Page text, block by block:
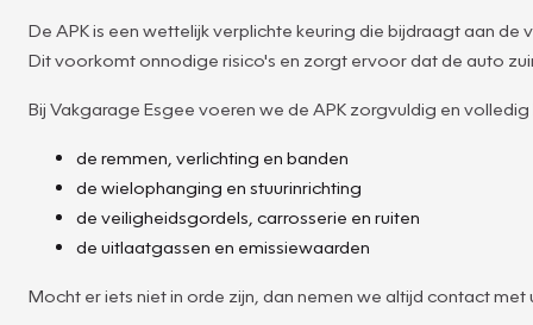
De APK is een wettelijk verplichte keuring die bijdraagt aan
Dit voorkomt onnodige risico's en zorgt ervoor dat de auto
Bij Vakgarage Esgee voeren we de APK zorgvuldig en
de remmen, verlichting en banden
de wielophanging en stuurinrichting
de veiligheidsgordels, carrosserie en ruiten
de uitlaatgassen en emissiewaarden
Mocht er iets niet in orde zijn, dan nemen we altijd contact